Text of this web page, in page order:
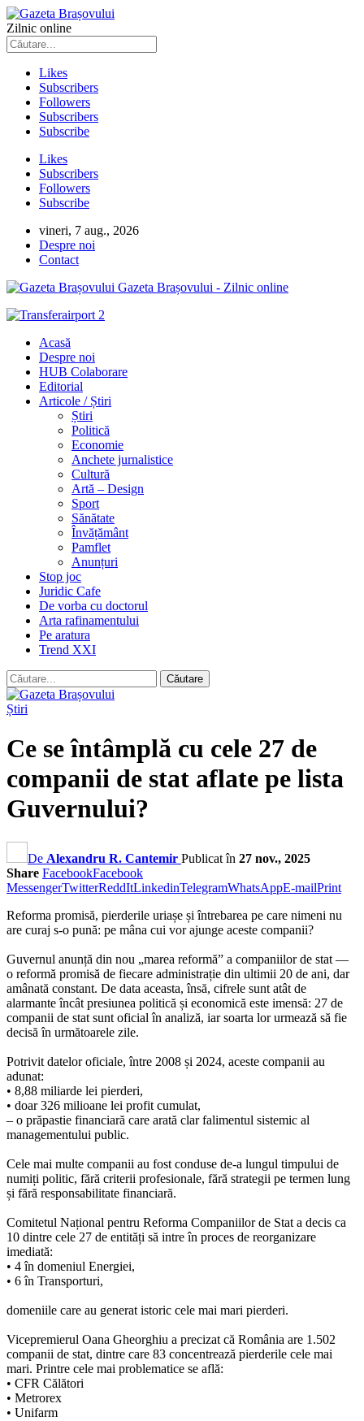
Zilnic online
Likes
Subscribers
Followers
Subscribers
Subscribe
Likes
Subscribers
Followers
Subscribe
vineri, 7 aug., 2026
Despre noi
Contact
Gazeta Brașovului - Zilnic online
Acasă
Despre noi
HUB Colaborare
Editorial
Articole / Știri
Știri
Politică
Economie
Anchete jurnalistice
Cultură
Artă – Design
Sport
Sănătate
Învățământ
Pamflet
Anunțuri
Stop joc
Juridic Cafe
De vorba cu doctorul
Arta rafinamentului
Pe aratura
Trend XXI
Știri
Ce se întâmplă cu cele 27 de
companii de stat aflate pe lista
Guvernului?
De Alexandru R. Cantemir Publicat în 27 nov., 2025
Share FacebookFacebook
MessengerTwitterReddItLinkedinTelegramWhatsAppE-mailPrint
Reforma promisă, pierderile uriașe și întrebarea pe care nimeni nu
are curaj s-o pună: pe mâna cui vor ajunge aceste companii?
Guvernul anunță din nou „marea reformă” a companiilor de stat —
o reformă promisă de fiecare administrație din ultimii 20 de ani, dar
amânată constant. De data aceasta, însă, cifrele sunt atât de
alarmante încât presiunea politică și economică este imensă: 27 de
companii de stat sunt oficial în analiză, iar soarta lor urmează să fie
decisă în următoarele zile.
Potrivit datelor oficiale, între 2008 și 2024, aceste companii au
adunat:
• 8,88 miliarde lei pierderi,
• doar 326 milioane lei profit cumulat,
– o prăpastie financiară care arată clar falimentul sistemic al
managementului public.
Cele mai multe companii au fost conduse de-a lungul timpului de
numiți politic, fără criterii profesionale, fără strategii pe termen lung
și fără responsabilitate financiară.
Comitetul Național pentru Reforma Companiilor de Stat a decis ca
10 dintre cele 27 de entități să intre în proces de reorganizare
imediată:
• 4 în domeniul Energiei,
• 6 în Transporturi,
domeniile care au generat istoric cele mai mari pierderi.
Vicepremierul Oana Gheorghiu a precizat că România are 1.502
companii de stat, dintre care 83 concentrează pierderile cele mai
mari. Printre cele mai problematice se află:
• CFR Călători
• Metrorex
• Unifarm